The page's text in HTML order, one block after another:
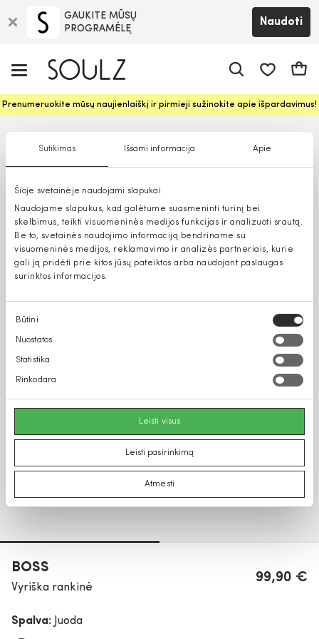
Sutikimas Išsami informacija Apie
Šioje svetainėje naudojami slapukai
Naudojame slapukus, kad galėtume suasmeninti turinį bei
skelbimus, teikti visuomeninės medijos funkcijas ir analizuoti srautą.
Be to, svetainės naudojimo informaciją bendriname su
visuomeninės medijos, reklamavimo ir analizės partneriais, kurie
gali ją pridėti prie kitos jūsų pateiktos arba naudojant paslaugas
surinktos informacijos.
Sutikimo
pasirinkimas
Būtini
Nuostatos
Statistika
Rinkodara
Leisti visus
Leisti pasirinkimą
Atmesti
GAUKITE MŪSŲ
PROGRAMĖLĘ
Naudoti
Prenumeruokite mūsų naujienlaiškį ir pirmieji sužinokite apie išpardavimus!
BOSS
Vyriška rankinė
99,90 €
Spalva:
Juoda